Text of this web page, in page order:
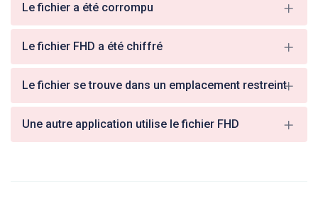
Le fichier a été corrompu
Le fichier FHD a été chiffré
Le fichier se trouve dans un emplacement restreint
Une autre application utilise le fichier FHD